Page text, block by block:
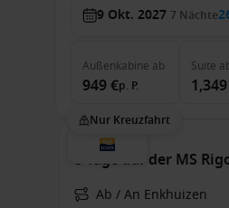
9 Okt. 2027 7 Nächte
Außenkabine ab
949 €p. P.
Suite
Nur Kreuzfahrt
8 Tage auf der MS
Ab / An Enkhuizen